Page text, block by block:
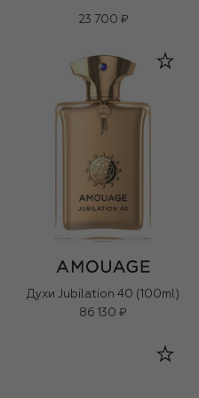
23 700 ₽
Духи Jubilation 40 (100ml)
86 130 ₽